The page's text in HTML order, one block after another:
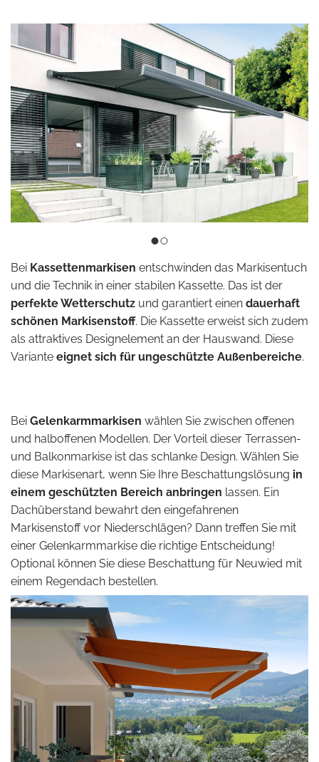
Bei Kassettenmarkisen entschwinden das Markisentuch
und die Technik in einer stabilen Kassette. Das ist der
perfekte Wetterschutz und garantiert einen dauerhaft
schönen Markisenstoff. Die Kassette erweist sich zudem
als attraktives Designelement an der Hauswand. Diese
Variante eignet sich für ungeschützte Außenbereiche.
Bei Gelenkarmmarkisen wählen Sie zwischen offenen
und halboffenen Modellen. Der Vorteil dieser Terrassen-
und Balkonmarkise ist das schlanke Design. Wählen Sie
diese Markisenart, wenn Sie Ihre Beschattungslösung in
einem geschützten Bereich anbringen lassen. Ein
Dachüberstand bewahrt den eingefahrenen
Markisenstoff vor Niederschlägen? Dann treffen Sie mit
einer Gelenkarmmarkise die richtige Entscheidung!
Optional können Sie diese Beschattung für Neuwied mit
einem Regendach bestellen.